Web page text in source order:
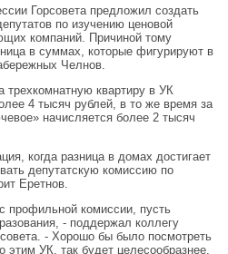
Горсовета предложил создать
по изучению ценовой
компаний. Причиной тому
в суммах, которые фигурируют в
Челнов.
квартиру в УК
4 тысяч рублей, в то же время за
начисляется более 2 тысяч
когда разница в домах достигает
депутатскую комиссию по
Еретнов.
профильной комиссии, пусть
- поддержал коллегу
- Хорошо бы было посмотреть
УК, так будет целесообразнее.